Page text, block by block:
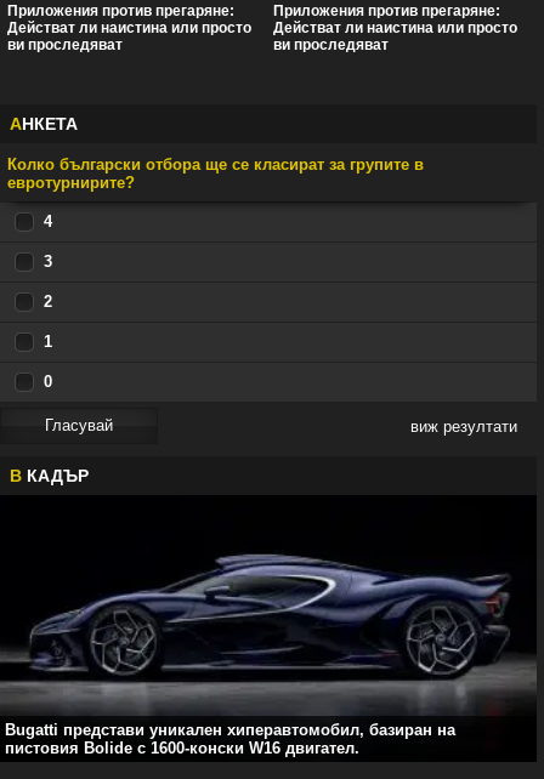
Приложения против прегаряне:
Действат ли наистина или просто
ви проследяват
Приложения против прегаряне:
Действат ли наистина или просто
ви проследяват
АНКЕТА
Колко български отбора ще се класират за групите в
евротурнирите?
4
3
2
1
0
виж резултати
В КАДЪР
Bugatti представи уникален хиперавтомобил, базиран на
пистовия Bolide с 1600-конски W16 двигател.